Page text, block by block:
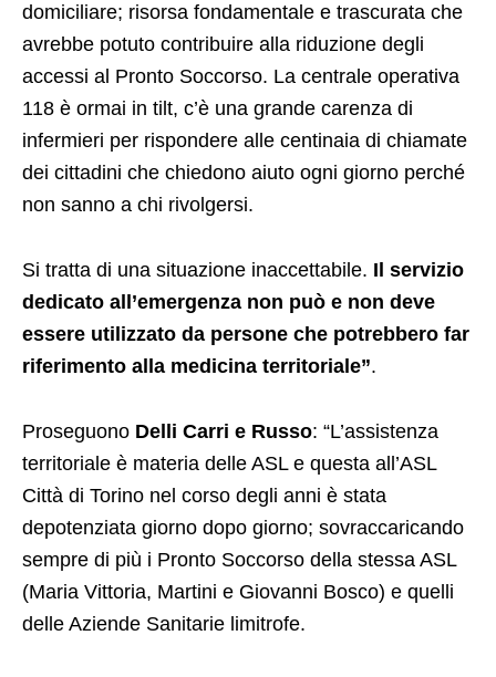
domiciliare; risorsa fondamentale e trascurata che
avrebbe potuto contribuire alla riduzione degli
accessi al Pronto Soccorso. La centrale operativa
118 è ormai in tilt, c’è una grande carenza di
infermieri per rispondere alle centinaia di chiamate
dei cittadini che chiedono aiuto ogni giorno perché
non sanno a chi rivolgersi.
Si tratta di una situazione inaccettabile. Il servizio
dedicato all’emergenza non può e non deve
essere utilizzato da persone che potrebbero far
riferimento alla medicina territoriale”.
Proseguono Delli Carri e Russo: “L’assistenza
territoriale è materia delle ASL e questa all’ASL
Città di Torino nel corso degli anni è stata
depotenziata giorno dopo giorno; sovraccaricando
sempre di più i Pronto Soccorso della stessa ASL
(Maria Vittoria, Martini e Giovanni Bosco) e quelli
delle Aziende Sanitarie limitrofe.